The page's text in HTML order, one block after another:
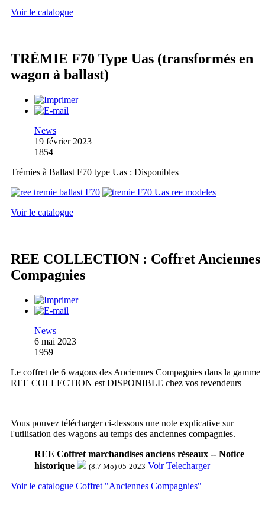
Voir le catalogue
TRÉMIE F70 Type Uas (transformés en
wagon à ballast)
News
19 février 2023
1854
Trémies à Ballast F70 type Uas : Disponibles
Voir le catalogue
REE COLLECTION : Coffret Anciennes
Compagnies
News
6 mai 2023
1959
Le coffret de 6 wagons des Anciennes Compagnies dans la gamme
REE COLLECTION est DISPONIBLE chez vos revendeurs
Vous pouvez télécharger ci-dessous une note explicative sur
l'utilisation des wagons au temps des anciennes compagnies.
REE Coffret marchandises anciens réseaux -- Notice
historique
(8.7 Mo) 05-2023 Voir Telecharger
Voir le catalogue Coffret "Anciennes Compagnies"